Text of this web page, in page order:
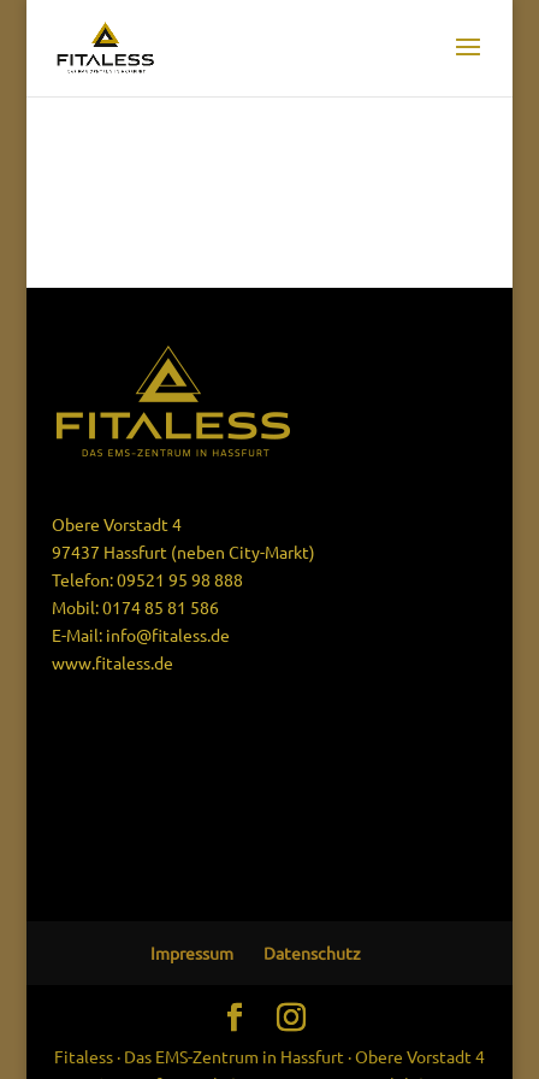
Obere Vorstadt 4
97437 Hassfurt (neben City-Markt)
Telefon: 09521 95 98 888
Mobil: 0174 85 81 586
E-Mail: info@fitaless.de
www.fitaless.de
Impressum Datenschutz
Fitaless · Das EMS-Zentrum in Hassfurt · Obere Vorstadt 4